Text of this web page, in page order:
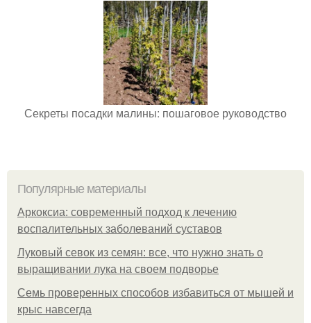
Секреты посадки малины: пошаговое руководство
Популярные материалы
Аркоксиа: современный подход к лечению
воспалительных заболеваний суставов
Луковый севок из семян: все, что нужно знать о
выращивании лука на своем подворье
Семь проверенных способов избавиться от мышей и
крыс навсегда